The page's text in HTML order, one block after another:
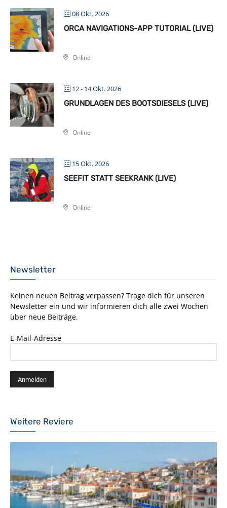
08 Okt. 2026
ORCA NAVIGATIONS-APP TUTORIAL (LIVE)
Online
12 - 14 Okt. 2026
GRUNDLAGEN DES BOOTSDIESELS (LIVE)
Online
15 Okt. 2026
SEEFIT STATT SEEKRANK (LIVE)
Online
Newsletter
Keinen neuen Beitrag verpassen? Trage dich für unseren
Newsletter ein und wir informieren dich alle zwei Wochen
über neue Beiträge.
E-Mail-Adresse
Weitere Reviere